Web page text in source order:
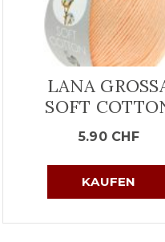
LANA
SOFT
5.90 CHF
KAUFEN